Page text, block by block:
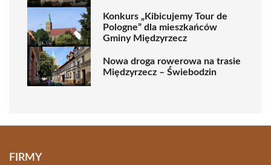
Konkurs „Kibicujemy Tour de
Pologne” dla mieszkańców
Gminy Międzyrzecz
Nowa droga rowerowa na trasie
Międzyrzecz – Świebodzin
FIRMY